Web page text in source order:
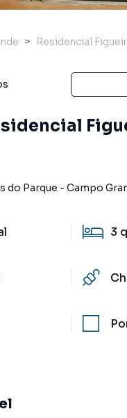
Residencial
do Parque - Campo
3